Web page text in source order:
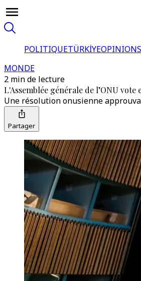
POLITIQUETÜRKİYEOPINIONS
MONDE
2 min de lecture
L'Assemblée générale de l’ONU
Une résolution onusienne
Partager